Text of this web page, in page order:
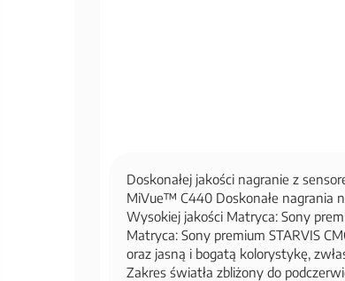
Doskonałej jakości nagranie z
MiVue™ C440 Doskonałe nagrania
Wysokiej jakości Matryca: Sony
Matryca: Sony premium STARVIS
oraz jasną i bogatą kolorystykę,
Zakres światła zbliżony do